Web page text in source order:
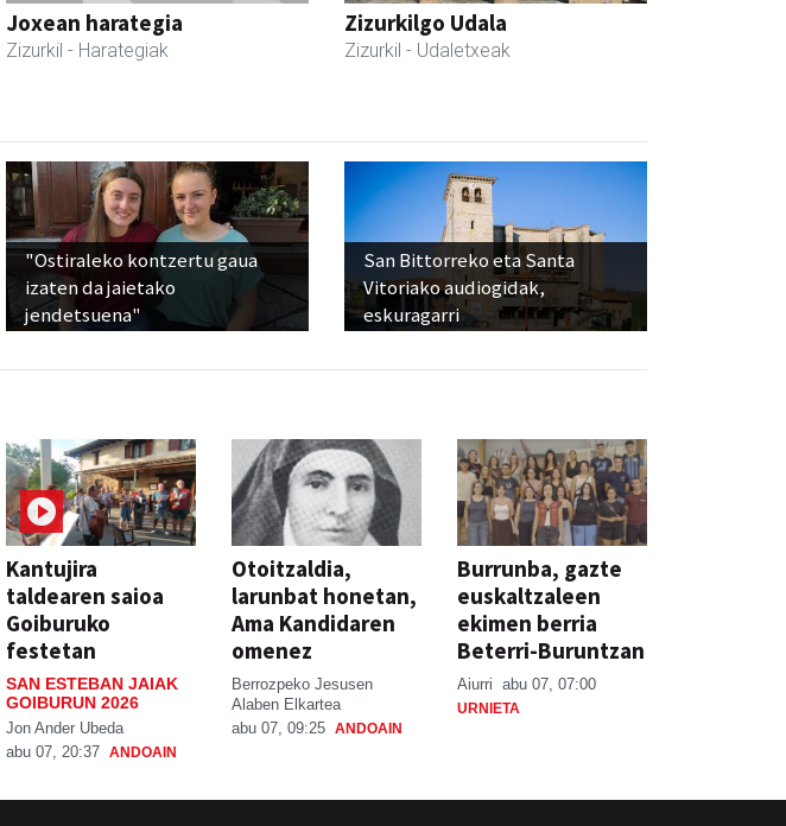
Joxean harategia
Zizurkil - Harategiak
Zizurkilgo Udala
Zizurkil - Udaletxeak
"Ostiraleko kontzertu gaua
izaten da jaietako
jendetsuena"
San Bittorreko eta Santa
Vitoriako audiogidak,
eskuragarri
Kantujira
taldearen saioa
Goiburuko
festetan
SAN ESTEBAN JAIAK
GOIBURUN 2026
Jon Ander Ubeda
abu 07, 20:37 ANDOAIN
Otoitzaldia,
larunbat honetan,
Ama Kandidaren
omenez
Berrozpeko Jesusen
Alaben Elkartea
abu 07, 09:25 ANDOAIN
Burrunba, gazte
euskaltzaleen
ekimen berria
Beterri-Buruntzan
Aiurri abu 07, 07:00
URNIETA